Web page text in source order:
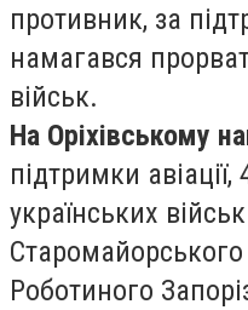
противник, за
намагався
військ.
На Оріхівському
підтримки
українських
Старомайорського
Роботиного